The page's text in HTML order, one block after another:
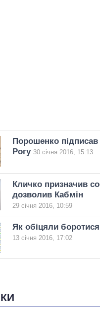
Порошенко
Рогу 30 січня 2016, 15:13
Кличко призначив
дозволив Кабмін
29 січня 2016, 10:59
Як обіцяли
13 січня 2016, 17:02